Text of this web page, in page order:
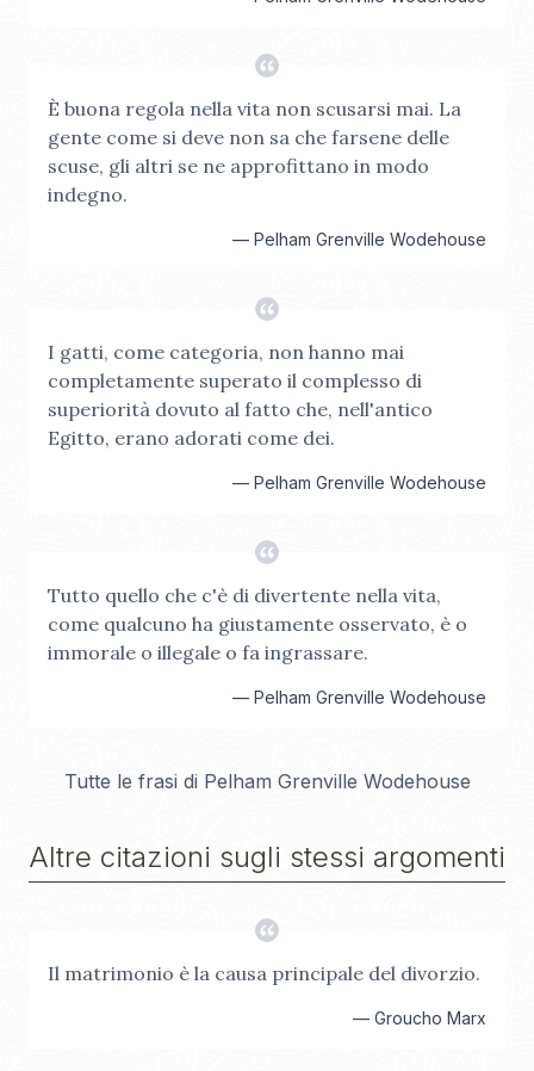
È buona regola nella vita non scusarsi mai. La
gente come si deve non sa che farsene delle
scuse, gli altri se ne approfittano in modo
indegno.
— Pelham Grenville Wodehouse
I gatti, come categoria, non hanno mai
completamente superato il complesso di
superiorità dovuto al fatto che, nell'antico
Egitto, erano adorati come dei.
— Pelham Grenville Wodehouse
Tutto quello che c'è di divertente nella vita,
come qualcuno ha giustamente osservato, è o
immorale o illegale o fa ingrassare.
— Pelham Grenville Wodehouse
Tutte le frasi di Pelham Grenville Wodehouse
Altre citazioni sugli stessi argomenti
Il matrimonio è la causa principale del divorzio.
— Groucho Marx